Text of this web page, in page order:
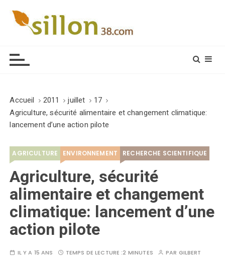
Accueil 2011 juillet
17
Agriculture, sécurité alimentaire et changement climatique:
lancement d’une action pilote
AGRICULTURE ENVIRONNEMENT RECHERCHE SCIENTIFIQUE
Agriculture, sécurité
alimentaire et changement
climatique: lancement d’une
action pilote
IL Y A 15 ANS TEMPS DE LECTURE :2 MINUTES PAR GILBERT